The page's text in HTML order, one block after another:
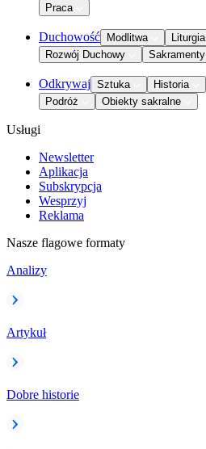
Praca
Duchowość Modlitwa Liturgia
Rozwój Duchowy
Sakramenty
Odkrywaj Sztuka Historia
Podróż
Obiekty sakralne
Usługi
Newsletter
Aplikacja
Subskrypcja
Wesprzyj
Reklama
Nasze flagowe formaty
Analizy
Artykuł
Dobre historie